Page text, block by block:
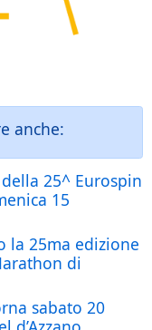
anche:
25^ Eurospin
15
la 25ma edizione
di
sabato 20